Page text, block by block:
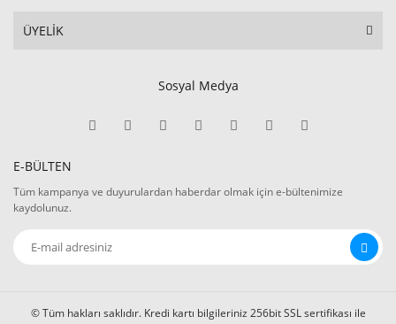
ÜYELİK
Sosyal Medya
E-BÜLTEN
Tüm kampanya ve duyurulardan haberdar olmak için e-bültenimize
kaydolunuz.
© Tüm hakları saklıdır. Kredi kartı bilgileriniz 256bit SSL sertifikası ile